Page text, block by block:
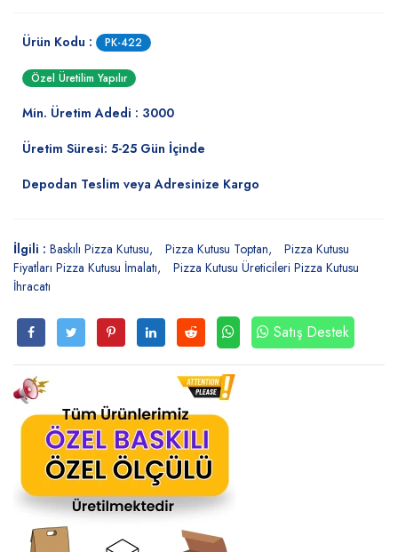
Ürün Kodu : PK-422
Özel Üretilim Yapılır
Min. Üretim Adedi : 3000
Üretim Süresi: 5-25 Gün İçinde
Depodan Teslim veya Adresinize Kargo
İlgili : Baskılı Pizza Kutusu Pizza Kutusu Toptan
Pizza Kutusu
Fiyatları Pizza Kutusu İmalatı
Pizza Kutusu Üreticileri Pizza Kutusu
İhracatı
Satış Destek